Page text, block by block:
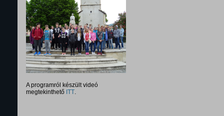
A programról készült videó
megtekinthető ITT.